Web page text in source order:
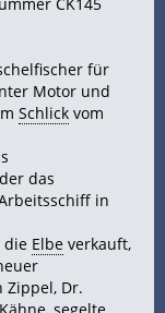
für
Motor und
Schlick vom
das
in
die Elbe verkauft,
Zippel, Dr.
segelte